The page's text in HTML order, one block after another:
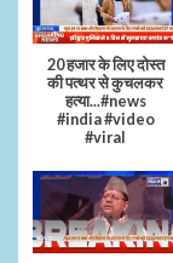
20 हजार के लिए दोस्त
की पत्थर से कुचलकर
हत्या...#news
#india #video
#viral